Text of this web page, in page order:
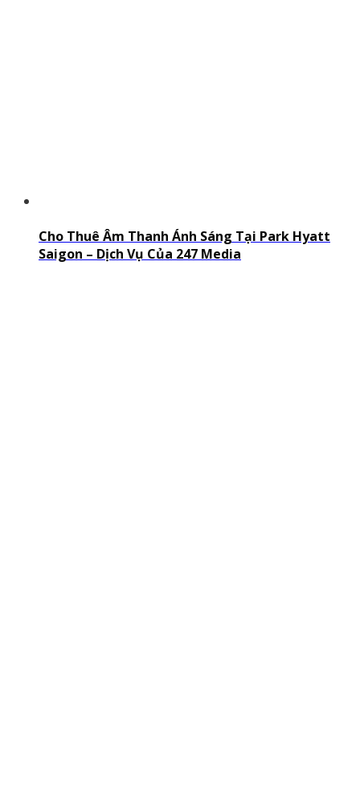
Cho Thuê Âm Thanh Ánh Sáng Tại Park Hyatt
Saigon – Dịch Vụ Của 247 Media